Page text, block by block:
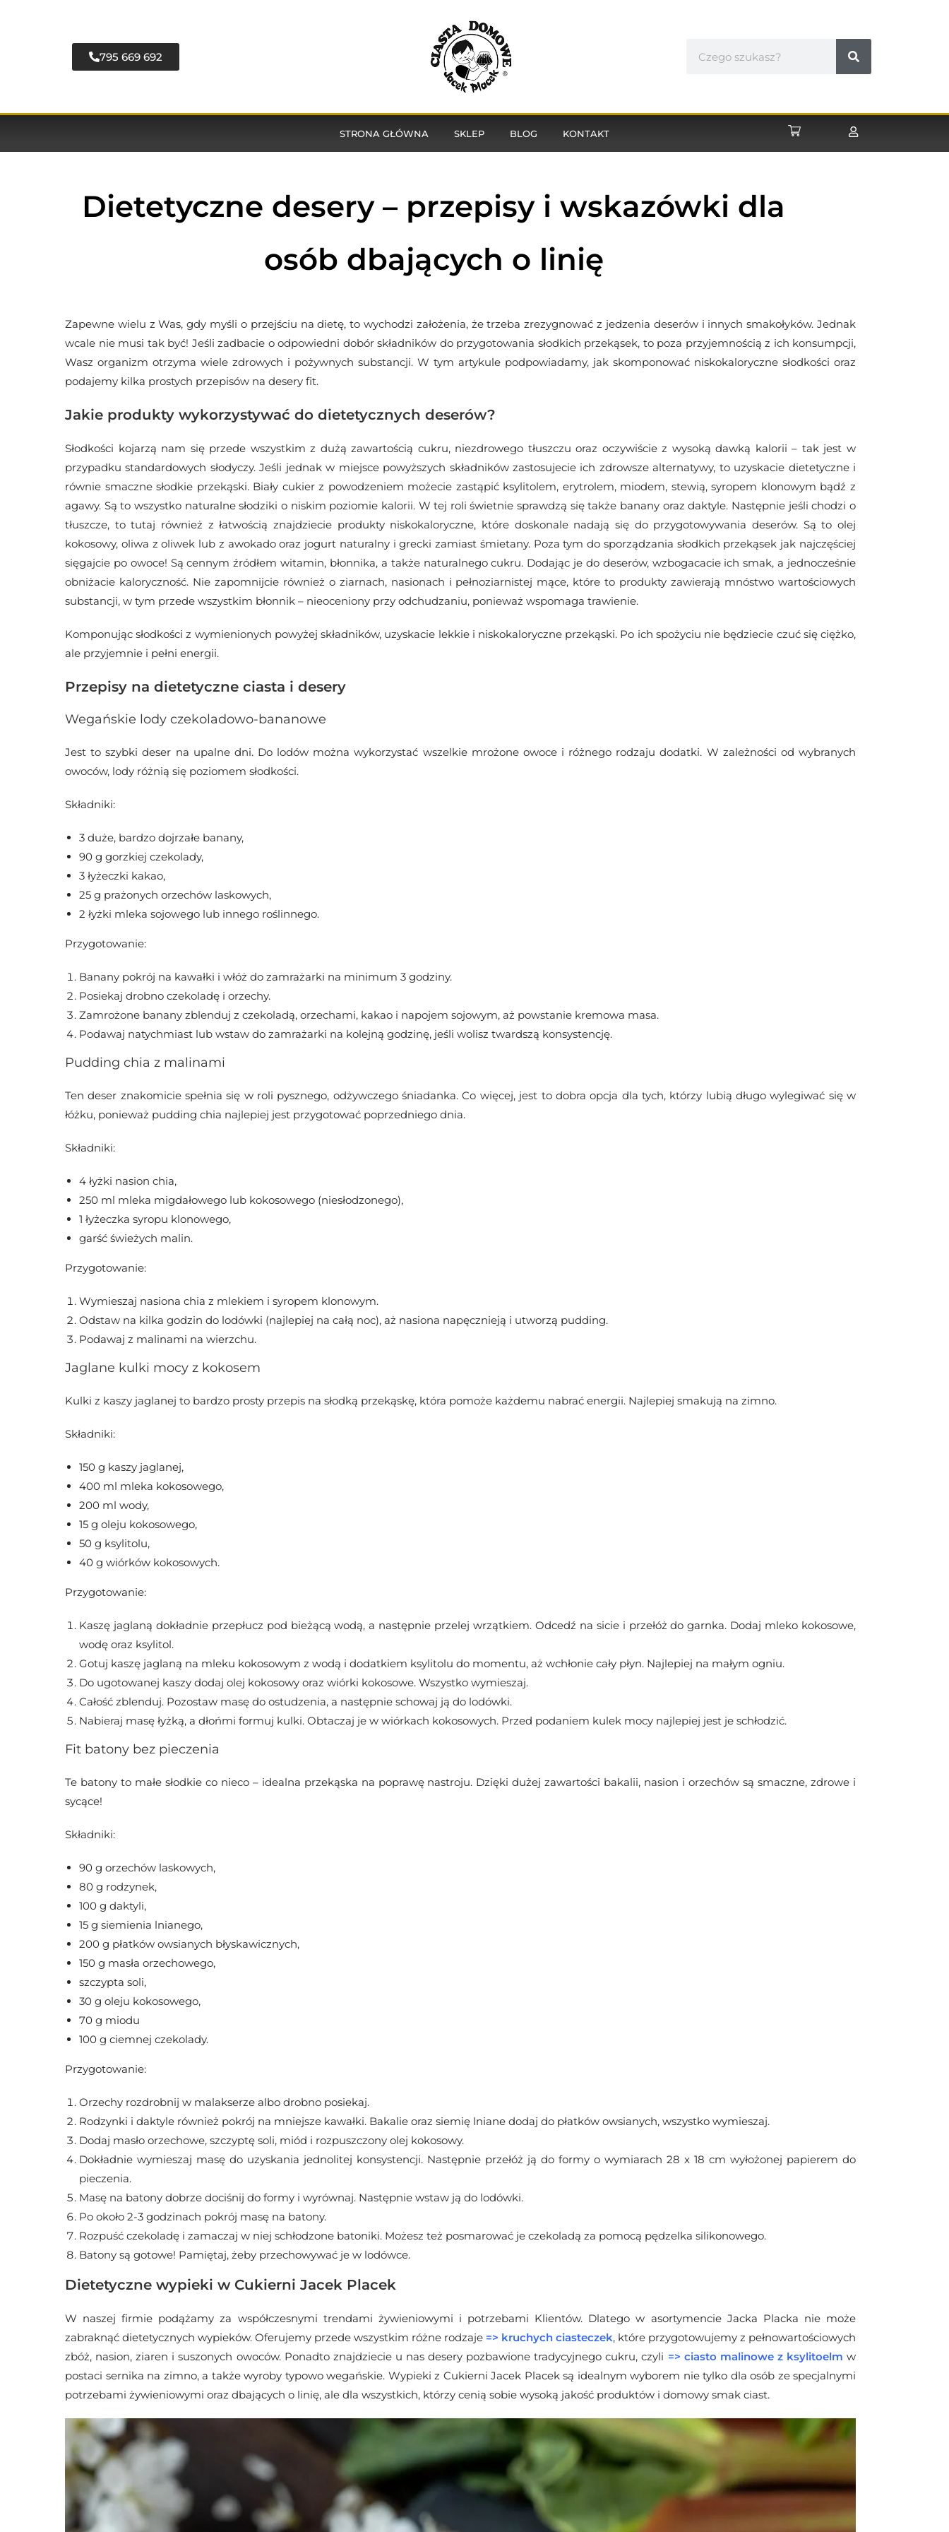
795 669 692
STRONA GŁÓWNA SKLEP BLOG KONTAKT
Dietetyczne desery – przepisy i wskazówki dla
osób dbających o linię
Zapewne wielu z Was, gdy myśli o przejściu na dietę, to wychodzi założenia, że trzeba zrezygnować z jedzenia deserów i innych smakołyków. Jednak
wcale nie musi tak być! Jeśli zadbacie o odpowiedni dobór składników do przygotowania słodkich przekąsek, to poza przyjemnością z ich konsumpcji,
Wasz organizm otrzyma wiele zdrowych i pożywnych substancji. W tym artykule podpowiadamy, jak skomponować niskokaloryczne słodkości oraz
podajemy kilka prostych przepisów na desery fit.
Jakie produkty wykorzystywać do dietetycznych deserów?
Słodkości kojarzą nam się przede wszystkim z dużą zawartością cukru, niezdrowego tłuszczu oraz oczywiście z wysoką dawką kalorii – tak jest w
przypadku standardowych słodyczy. Jeśli jednak w miejsce powyższych składników zastosujecie ich zdrowsze alternatywy, to uzyskacie dietetyczne i
równie smaczne słodkie przekąski. Biały cukier z powodzeniem możecie zastąpić ksylitolem, erytrolem, miodem, stewią, syropem klonowym bądź z
agawy. Są to wszystko naturalne słodziki o niskim poziomie kalorii. W tej roli świetnie sprawdzą się także banany oraz daktyle. Następnie jeśli chodzi o
tłuszcze, to tutaj również z łatwością znajdziecie produkty niskokaloryczne, które doskonale nadają się do przygotowywania deserów. Są to olej
kokosowy, oliwa z oliwek lub z awokado oraz jogurt naturalny i grecki zamiast śmietany. Poza tym do sporządzania słodkich przekąsek jak najczęściej
sięgajcie po owoce! Są cennym źródłem witamin, błonnika, a także naturalnego cukru. Dodając je do deserów, wzbogacacie ich smak, a jednocześnie
obniżacie kaloryczność. Nie zapomnijcie również o ziarnach, nasionach i pełnoziarnistej mące, które to produkty zawierają mnóstwo wartościowych
substancji, w tym przede wszystkim błonnik – nieoceniony przy odchudzaniu, ponieważ wspomaga trawienie.
Komponując słodkości z wymienionych powyżej składników, uzyskacie lekkie i niskokaloryczne przekąski. Po ich spożyciu nie będziecie czuć się ciężko,
ale przyjemnie i pełni energii.
Przepisy na dietetyczne ciasta i desery
Wegańskie lody czekoladowo-bananowe
Jest to szybki deser na upalne dni. Do lodów można wykorzystać wszelkie mrożone owoce i różnego rodzaju dodatki. W zależności od wybranych
owoców, lody różnią się poziomem słodkości.
Składniki:
3 duże, bardzo dojrzałe banany,
90 g gorzkiej czekolady,
3 łyżeczki kakao,
25 g prażonych orzechów laskowych,
2 łyżki mleka sojowego lub innego roślinnego.
Przygotowanie:
Banany pokrój na kawałki i włóż do zamrażarki na minimum 3 godziny.
Posiekaj drobno czekoladę i orzechy.
Zamrożone banany zblenduj z czekoladą, orzechami, kakao i napojem sojowym, aż powstanie kremowa masa.
Podawaj natychmiast lub wstaw do zamrażarki na kolejną godzinę, jeśli wolisz twardszą konsystencję.
Pudding chia z malinami
Ten deser znakomicie spełnia się w roli pysznego, odżywczego śniadanka. Co więcej, jest to dobra opcja dla tych, którzy lubią długo wylegiwać się w
łóżku, ponieważ pudding chia najlepiej jest przygotować poprzedniego dnia.
Składniki:
4 łyżki nasion chia,
250 ml mleka migdałowego lub kokosowego (niesłodzonego),
1 łyżeczka syropu klonowego,
garść świeżych malin.
Przygotowanie:
Wymieszaj nasiona chia z mlekiem i syropem klonowym.
Odstaw na kilka godzin do lodówki (najlepiej na całą noc), aż nasiona napęcznieją i utworzą pudding.
Podawaj z malinami na wierzchu.
Jaglane kulki mocy z kokosem
Kulki z kaszy jaglanej to bardzo prosty przepis na słodką przekąskę, która pomoże każdemu nabrać energii. Najlepiej smakują na zimno.
Składniki:
150 g kaszy jaglanej,
400 ml mleka kokosowego,
200 ml wody,
15 g oleju kokosowego,
50 g ksylitolu,
40 g wiórków kokosowych.
Przygotowanie:
Kaszę jaglaną dokładnie przepłucz pod bieżącą wodą, a następnie przelej wrzątkiem. Odcedź na sicie i przełóż do garnka. Dodaj mleko kokosowe,
wodę oraz ksylitol.
Gotuj kaszę jaglaną na mleku kokosowym z wodą i dodatkiem ksylitolu do momentu, aż wchłonie cały płyn. Najlepiej na małym ogniu.
Do ugotowanej kaszy dodaj olej kokosowy oraz wiórki kokosowe. Wszystko wymieszaj.
Całość zblenduj. Pozostaw masę do ostudzenia, a następnie schowaj ją do lodówki.
Nabieraj masę łyżką, a dłońmi formuj kulki. Obtaczaj je w wiórkach kokosowych. Przed podaniem kulek mocy najlepiej jest je schłodzić.
Fit batony bez pieczenia
Te batony to małe słodkie co nieco – idealna przekąska na poprawę nastroju. Dzięki dużej zawartości bakalii, nasion i orzechów są smaczne, zdrowe i
sycące!
Składniki:
90 g orzechów laskowych,
80 g rodzynek,
100 g daktyli,
15 g siemienia lnianego,
200 g płatków owsianych błyskawicznych,
150 g masła orzechowego,
szczypta soli,
30 g oleju kokosowego,
70 g miodu
100 g ciemnej czekolady.
Przygotowanie:
Orzechy rozdrobnij w malakserze albo drobno posiekaj.
Rodzynki i daktyle również pokrój na mniejsze kawałki. Bakalie oraz siemię lniane dodaj do płatków owsianych, wszystko wymieszaj.
Dodaj masło orzechowe, szczyptę soli, miód i rozpuszczony olej kokosowy.
Dokładnie wymieszaj masę do uzyskania jednolitej konsystencji. Następnie przełóż ją do formy o wymiarach 28 x 18 cm wyłożonej papierem do
pieczenia.
Masę na batony dobrze dociśnij do formy i wyrównaj. Następnie wstaw ją do lodówki.
Po około 2-3 godzinach pokrój masę na batony.
Rozpuść czekoladę i zamaczaj w niej schłodzone batoniki. Możesz też posmarować je czekoladą za pomocą pędzelka silikonowego.
Batony są gotowe! Pamiętaj, żeby przechowywać je w lodówce.
Dietetyczne wypieki w Cukierni Jacek Placek
W naszej firmie podążamy za współczesnymi trendami żywieniowymi i potrzebami Klientów. Dlatego w asortymencie Jacka Placka nie może
zabraknąć dietetycznych wypieków. Oferujemy przede wszystkim różne rodzaje => kruchych ciasteczek, które przygotowujemy z pełnowartościowych
zbóż, nasion, ziaren i suszonych owoców. Ponadto znajdziecie u nas desery pozbawione tradycyjnego cukru, czyli => ciasto malinowe z ksylitoelm w
postaci sernika na zimno, a także wyroby typowo wegańskie. Wypieki z Cukierni Jacek Placek są idealnym wyborem nie tylko dla osób ze specjalnymi
potrzebami żywieniowymi oraz dbających o linię, ale dla wszystkich, którzy cenią sobie wysoką jakość produktów i domowy smak ciast.